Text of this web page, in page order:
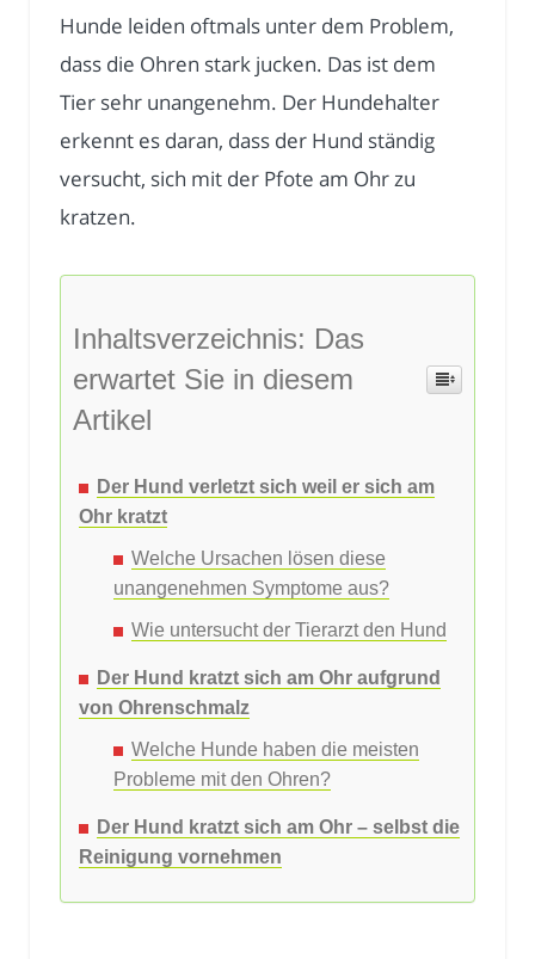
Hunde leiden oftmals unter dem Problem,
dass die Ohren stark jucken. Das ist dem
Tier sehr unangenehm. Der Hundehalter
erkennt es daran, dass der Hund ständig
versucht, sich mit der Pfote am Ohr zu
kratzen.
Inhaltsverzeichnis: Das
erwartet Sie in diesem
Artikel
Der Hund verletzt sich weil er sich am
Ohr kratzt
Welche Ursachen lösen diese
unangenehmen Symptome aus?
Wie untersucht der Tierarzt den Hund
Der Hund kratzt sich am Ohr aufgrund
von Ohrenschmalz
Welche Hunde haben die meisten
Probleme mit den Ohren?
Der Hund kratzt sich am Ohr – selbst die
Reinigung vornehmen